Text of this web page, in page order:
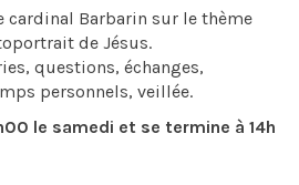
cardinal Barbarin sur le thème
de Jésus.
questions, échanges,
personnels, veillée.
le samedi et se termine à 14h